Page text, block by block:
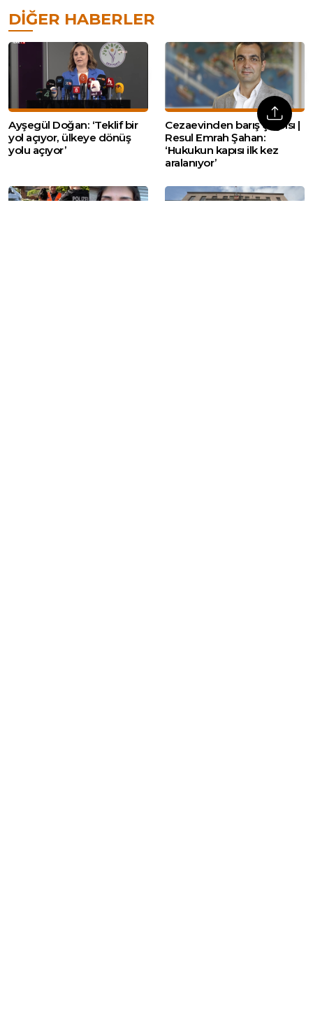
DIĞER HABERLER
Ayşegül Doğan: ‘Teklif bir
yol açıyor, ülkeye dönüş
yolu açıyor’
Cezaevinden barış çağrısı |
Resul Emrah Şahan:
‘Hukukun kapısı ilk kez
aralanıyor’